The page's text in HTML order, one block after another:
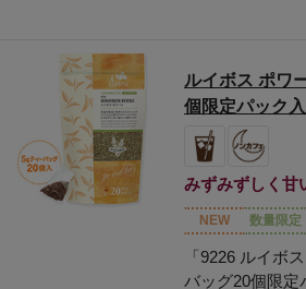
ルイボス ポワ
個限定パック入
みずみずしく甘
NEW 数量限定
「9226 ルイボ
バッグ20個限定